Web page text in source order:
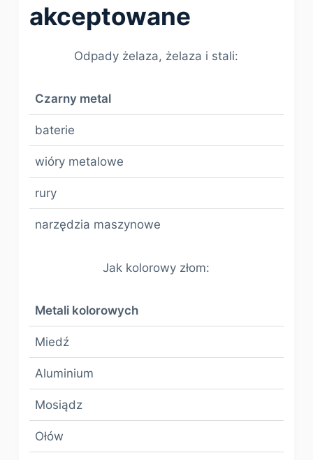
akceptowane
Odpady żelaza, żelaza i stali:
Czarny metal
baterie
wióry metalowe
rury
narzędzia maszynowe
Jak kolorowy złom:
Metali kolorowych
Miedź
Aluminium
Mosiądz
Ołów